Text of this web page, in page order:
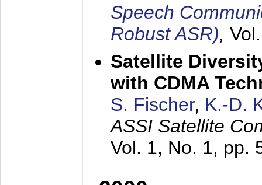
Speech
Robust ASR),
Satellite
with CDMA
S. Fischer, K.-D.
ASSI Satellite
Vol. 1, No. 1, pp.